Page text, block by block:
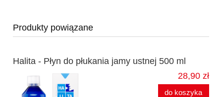
Produkty powiązane
Halita - Płyn do płukania jamy ustnej 500 ml
28,90 zł
do koszyka